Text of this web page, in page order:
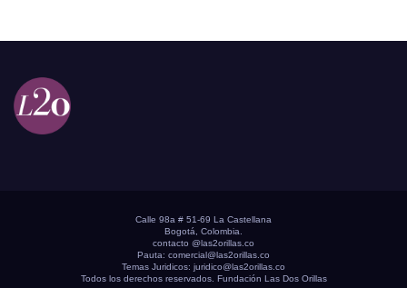
Calle 98a # 51-69 La Castellana
Bogotá, Colombia.
contacto @las2orillas.co
Pauta: comercial@las2orillas.co
Temas Juridicos: juridico@las2orillas.co
Todos los derechos reservados. Fundación Las Dos Orillas